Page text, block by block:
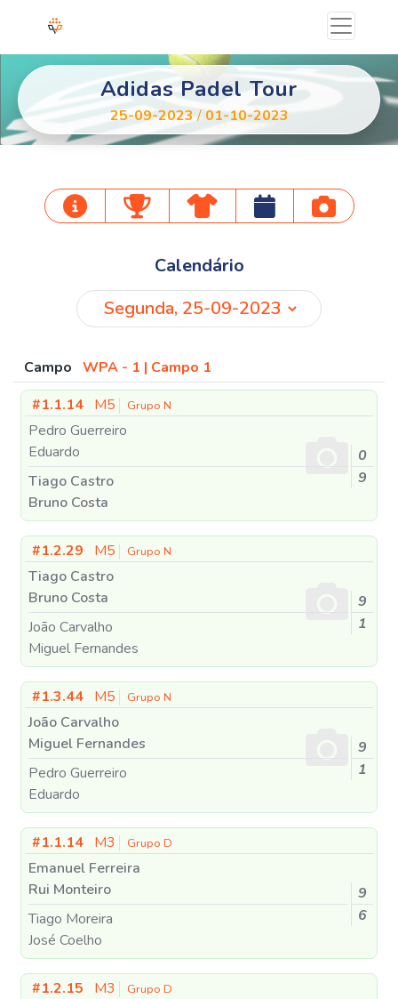
Adidas Padel Tour
25-09-2023/ 01-10-2023
Calendário
Campo WPA - 1 | Campo 1
#1.1.14 M5 Grupo N
Pedro Guerreiro
Eduardo
Tiago Castro
Bruno Costa
0
9
#1.2.29 M5 Grupo N
Tiago Castro
Bruno Costa
João Carvalho
Miguel Fernandes
9
1
#1.3.44 M5 Grupo N
João Carvalho
Miguel Fernandes
Pedro Guerreiro
Eduardo
9
1
#1.1.14 M3 Grupo D
Emanuel Ferreira
Rui Monteiro
Tiago Moreira
José Coelho
9
6
#1.2.15 M3 Grupo D